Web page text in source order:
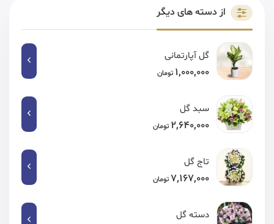
از دسته های دیگر
گل آپارتمانی
1,000,000 تومان
سبد گل
2,640,000 تومان
تاج گل
7,167,000 تومان
دسته گل